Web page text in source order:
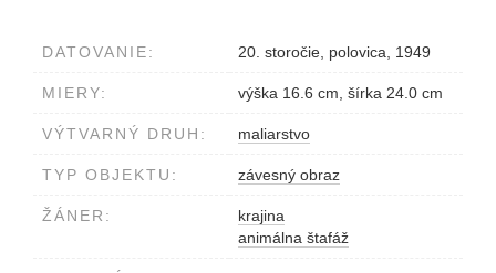
DATOVANIE: 20. storočie, polovica, 1949
MIERY: výška 16.6 cm, šírka 24.0 cm
VÝTVARNÝ DRUH: maliarstvo
TYP OBJEKTU: závesný obraz
ŽÁNER:
krajina
animálna štafáž